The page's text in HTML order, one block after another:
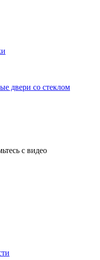
двери со стеклом
с видео